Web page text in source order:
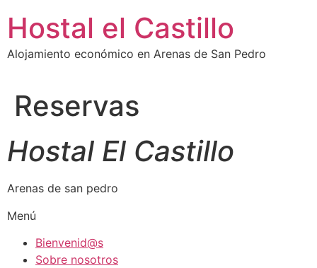
contenido
Hostal el Castillo
Alojamiento económico en Arenas de San Pedro
Reservas
Hostal El Castillo
Arenas de san pedro
Menú
Bienvenid@s
Sobre nosotros